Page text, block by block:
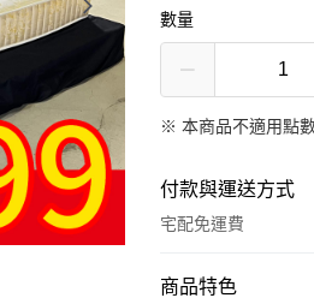
數量
※ 本商品不適用點
付款與運送方式
宅配免運費
付款方式
商品特色